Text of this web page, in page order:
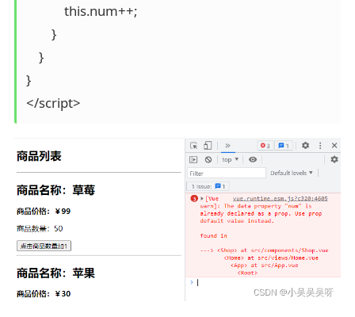
            this.num++;
        }
    }
}
</script>